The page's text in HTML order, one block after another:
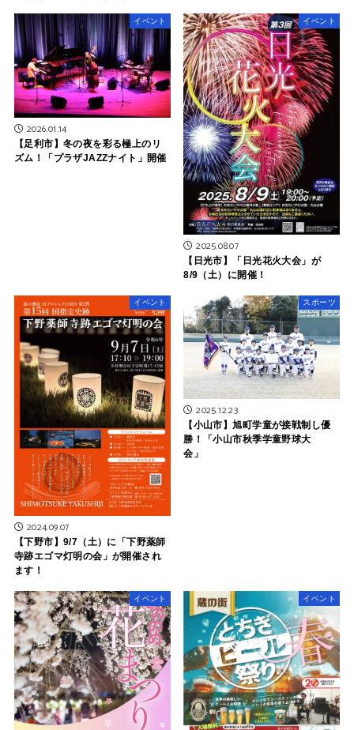
イベント
2026.01.14
【足利市】冬の夜を彩る極上のリ
ズム！「プラザJAZZナイト」開催
イベント
2025.08.07
【日光市】「日光花火大会」が
8/9（土）に開催！
イベント
2024.09.07
【下野市】9/7（土）に「下野薬師
寺跡エゴマ灯明の会」が開催され
ます！
スポーツ
2025.12.23
【小山市】旭町学童が接戦制し優
勝！「小山市秋季学童野球大
会」
イベント イベント